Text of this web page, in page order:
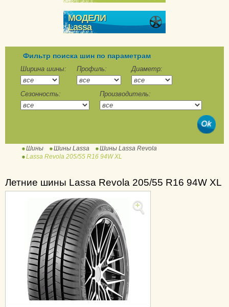
МОДЕЛИ
Lassa
Competus Winter 2+
Iceways 2
Snoways 3
Snoways 4
Snoways Era
Atracta
Competus H/P
Competus H/P 2
Competus H/P 3
Driveways
Driveways Sport
Driveways Sport +
Greenways
Impetus Revo
Phenoma
Revola
Фильтр поиска шин по параметрам
Ширина шины: Профиль: Диаметр:
Сезонность: Производитель:
Шины Шины Lassa
Шины Lassa Revola
Lassa Revola 205/55 R16 94W XL
Летние шины Lassa Revola 205/55 R16 94W XL